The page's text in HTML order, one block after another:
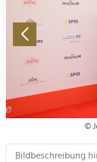
©